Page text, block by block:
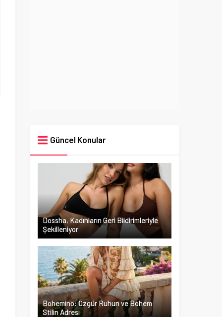
Güncel Konular
Dossha, Kadınların Geri Bildirimleriyle
Şekilleniyor
Bohemino: Özgür Ruhun ve Bohem
Stilin Adresi